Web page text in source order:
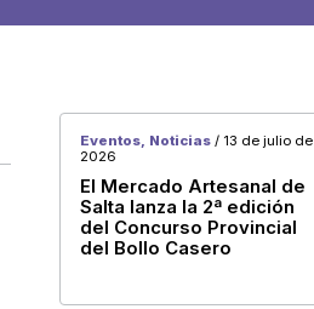
Eventos, Noticias / 13 de julio de
2026
El Mercado Artesanal de
Salta lanza la 2ª edición
del Concurso Provincial
del Bollo Casero